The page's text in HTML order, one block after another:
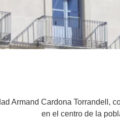
Armand Cardona Torrandell,
en el centro de la